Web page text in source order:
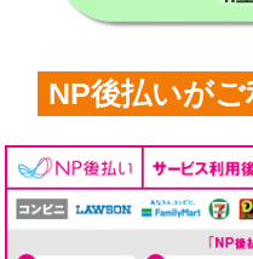
NP後払いが